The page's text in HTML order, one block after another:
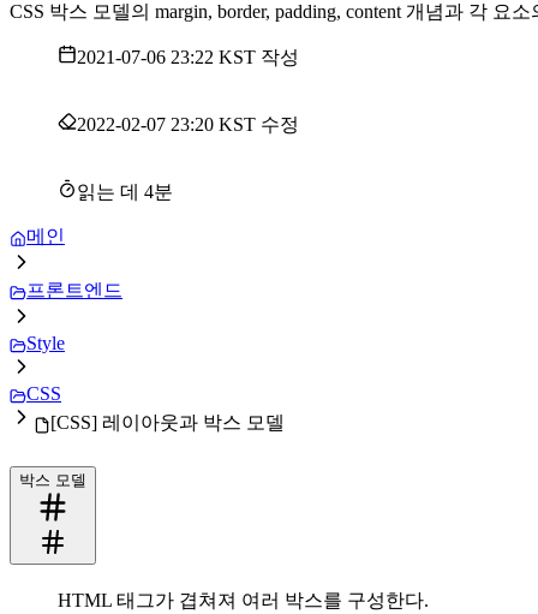
CSS 박스 모델의 margin, border, padding, content 개념과 각 요
2021-07-06 23:22 KST 작성
2022-02-07 23:20 KST 수정
읽는 데 4분
메인
프론트엔드
Style
CSS
[CSS] 레이아웃과 박스 모델
박스 모델
HTML 태그가 겹쳐져 여러 박스를 구성한다.